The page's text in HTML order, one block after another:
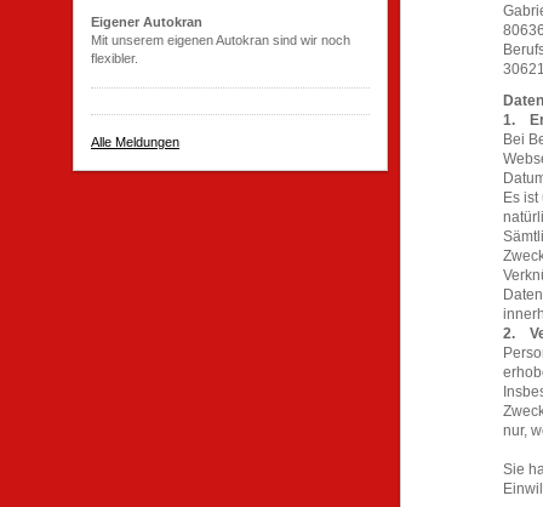
Eigener Autokran
Mit unserem eigenen Autokran sind wir noch
flexibler.
Alle Meldungen
1.
Bei
Es
2.
nur,
Sie